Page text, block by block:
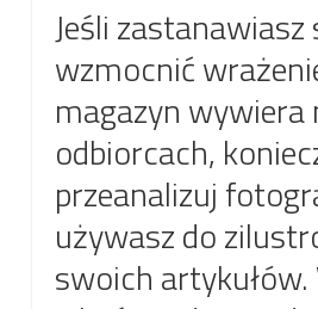
Jeśli zastanawiasz
wzmocnić
magazyn wywiera
odbiorcach,
przeanalizuj
używasz do
swoich artykułów.